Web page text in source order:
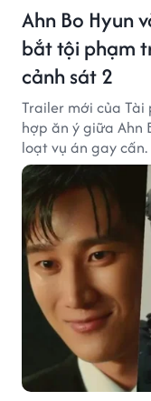
Ahn Bo Hyun
bắt tội phạm
cảnh sát 2
Trailer mới của
hợp ăn ý giữa Ahn
loạt vụ án gay cấn.